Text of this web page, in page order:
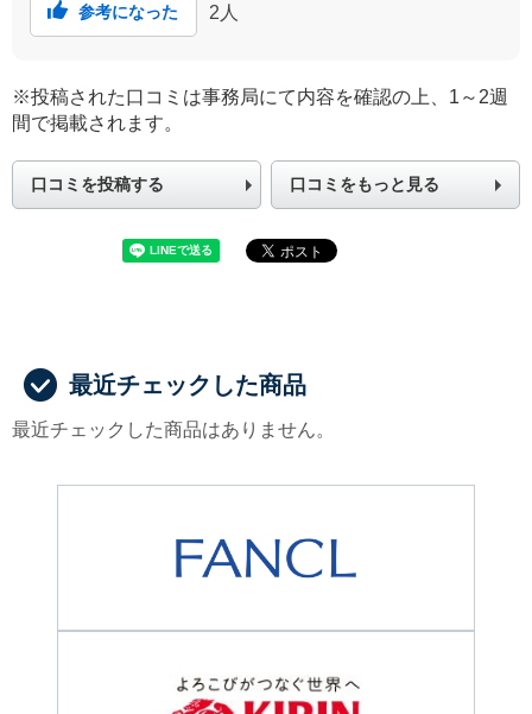
参考になった 2 人
※投稿された口コミは事務局にて内容を確認の上、1～2週
間で掲載されます。
口コミを投稿する 口コミをもっと見る
最近チェックした商品
最近チェックした商品はありません。